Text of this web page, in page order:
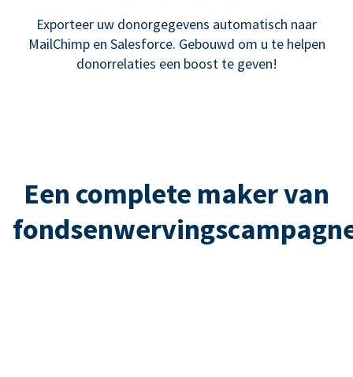
Exporteer uw donorgegevens automatisch naar
MailChimp en Salesforce. Gebouwd om u te helpen
donorrelaties een boost te geven!
Een complete maker van